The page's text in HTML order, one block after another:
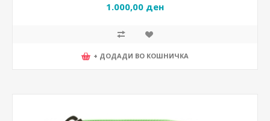
1.000,00 ден
+ ДОДАДИ ВО КОШНИЧКА